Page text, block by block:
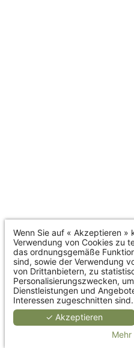
Wenn Sie auf « Akzeptieren »
Verwendung von Cookies zu
das ordnungsgemäße
sind, sowie der Verwendung
von Drittanbietern, zu
Personalisierungszwecken,
Dienstleistungen und
Interessen zugeschnitten sind.
✓ Akzeptieren
Mehr